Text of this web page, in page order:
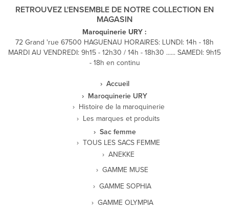
RETROUVEZ L'ENSEMBLE DE NOTRE COLLECTION EN
MAGASIN
Maroquinerie URY :
72 Grand 'rue 67500 HAGUENAU HORAIRES: LUNDI: 14h - 18h
MARDI AU VENDREDI: 9h15 - 12h30 / 14h - 18h30 ...... SAMEDI: 9h15
- 18h en continu
Accueil
Maroquinerie URY
Histoire de la maroquinerie
Les marques et produits
Sac femme
TOUS LES SACS FEMME
ANEKKE
GAMME MUSE
GAMME SOPHIA
GAMME OLYMPIA